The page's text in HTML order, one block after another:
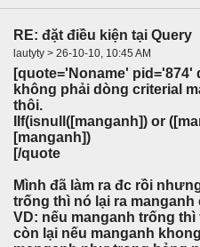
RE: đặt điều kiện tại Query
lautyty > 26-10-10, 10:45 AM
[quote='Noname' pid='874'
không phải dòng criterial
thôi.
IIf(isnull([manganh]) or
[manganh])
[/quote
Mình đã làm ra đc rồi
trống thì nó lại ra
VD: nếu manganh trống thì
còn lại nếu manganh